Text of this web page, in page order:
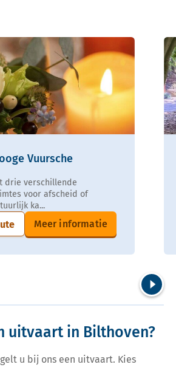
Vuursche
drie verschillende
voor afscheid of
ka...
Meer informatie
uitvaart in Bilthoven?
u bij ons een uitvaart. Kies